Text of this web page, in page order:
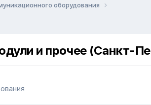
оборудования
и прочее (Санкт-